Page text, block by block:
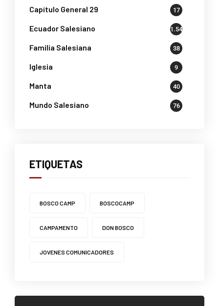
Capítulo General 29 17
Ecuador Salesiano 1.541
Familia Salesiana 38
Iglesia 9
Manta 40
Mundo Salesiano 76
ETIQUETAS
BOSCO CAMP BOSCOCAMP
CAMPAMENTO DON BOSCO
JOVENES COMUNICADORES